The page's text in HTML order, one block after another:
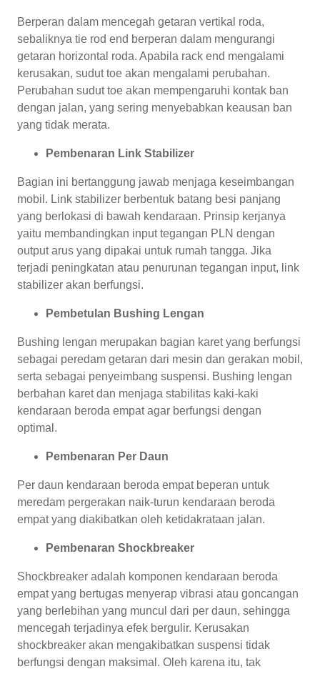
Berperan dalam mencegah getaran vertikal roda,
sebaliknya tie rod end berperan dalam mengurangi
getaran horizontal roda. Apabila rack end mengalami
kerusakan, sudut toe akan mengalami perubahan.
Perubahan sudut toe akan mempengaruhi kontak ban
dengan jalan, yang sering menyebabkan keausan ban
yang tidak merata.
Pembenaran Link Stabilizer
Bagian ini bertanggung jawab menjaga keseimbangan
mobil. Link stabilizer berbentuk batang besi panjang
yang berlokasi di bawah kendaraan. Prinsip kerjanya
yaitu membandingkan input tegangan PLN dengan
output arus yang dipakai untuk rumah tangga. Jika
terjadi peningkatan atau penurunan tegangan input, link
stabilizer akan berfungsi.
Pembetulan Bushing Lengan
Bushing lengan merupakan bagian karet yang berfungsi
sebagai peredam getaran dari mesin dan gerakan mobil,
serta sebagai penyeimbang suspensi. Bushing lengan
berbahan karet dan menjaga stabilitas kaki-kaki
kendaraan beroda empat agar berfungsi dengan
optimal.
Pembenaran Per Daun
Per daun kendaraan beroda empat beperan untuk
meredam pergerakan naik-turun kendaraan beroda
empat yang diakibatkan oleh ketidakrataan jalan.
Pembenaran Shockbreaker
Shockbreaker adalah komponen kendaraan beroda
empat yang bertugas menyerap vibrasi atau goncangan
yang berlebihan yang muncul dari per daun, sehingga
mencegah terjadinya efek bergulir. Kerusakan
shockbreaker akan mengakibatkan suspensi tidak
berfungsi dengan maksimal. Oleh karena itu, tak